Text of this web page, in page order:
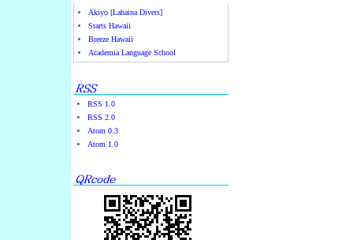
Akiyo [Lahaina Divers]
Starts Hawaii
Breeze Hawaii
Academia Language School
RSS 1.0
RSS 2.0
Atom 0.3
Atom 1.0